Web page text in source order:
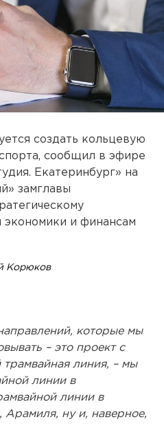
создать кольцевую
сообщил в эфире
Екатеринбург» на
замглавы
экономики и финансам
Корюков
которые мы
– это проект с
линия, – мы
линии в
линии в
Арамиля, ну и, наверное,